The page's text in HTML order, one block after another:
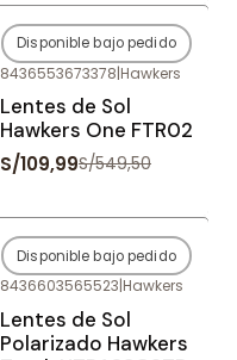
-80%OFF
Agotado
Disponible bajo pedido
8436553673378|Hawkers
Lentes de Sol
Hawkers One FTR02
S/109,99S/549,50
-80%OFF
Agotado
Disponible bajo pedido
8436603565523|Hawkers
Lentes de Sol
Polarizado Hawkers